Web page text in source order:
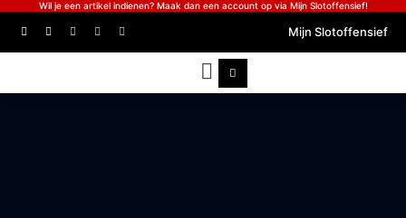
Wil je een artikel indienen? Maak dan een account op via Mijn Slotoffensief!
Mijn Slotoffensief